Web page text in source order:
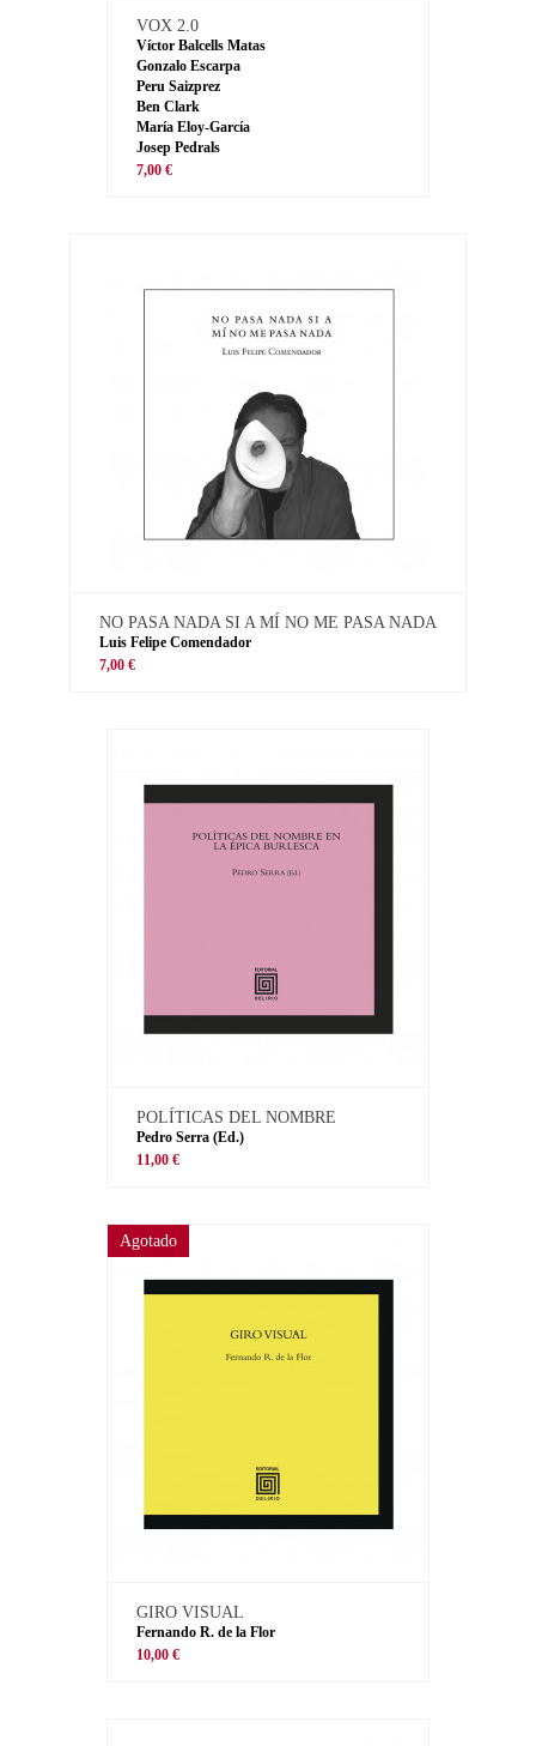
VOX 2.0
Víctor Balcells Matas
Gonzalo Escarpa
Peru Saizprez
Ben Clark
María Eloy-García
Josep Pedrals
7,00 €
NO PASA NADA SI A MÍ NO ME PASA NADA
Luis Felipe Comendador
7,00 €
POLÍTICAS DEL NOMBRE
Pedro Serra (Ed.)
11,00 €
Agotado
GIRO VISUAL
Fernando R. de la Flor
10,00 €